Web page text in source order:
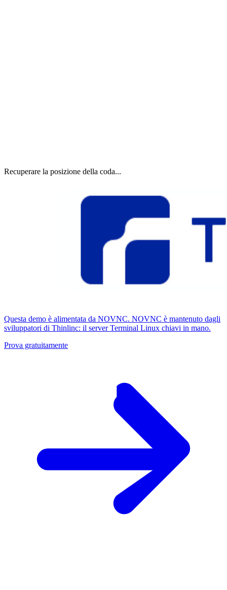
Recuperare la posizione della coda...
Questa demo è alimentata da NOVNC. NOVNC è mantenuto dagli
sviluppatori di Thinlinc: il server Terminal Linux chiavi in ​​mano.
Prova gratuitamente